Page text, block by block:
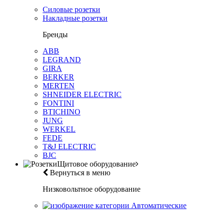
Силовые розетки
Накладные розетки
Бренды
ABB
LEGRAND
GIRA
BERKER
MERTEN
SHNEIDER ELECTRIC
FONTINI
BTICHINO
JUNG
WERKEL
FEDE
T&J ELECTRIC
BJC
Щитовое оборудование
Вернуться в меню
Низковольтное оборудование
Автоматические